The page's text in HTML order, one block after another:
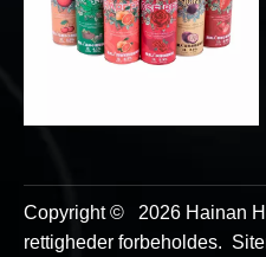
Copyright © 2026 Hainan
rettigheder forbeholdes.